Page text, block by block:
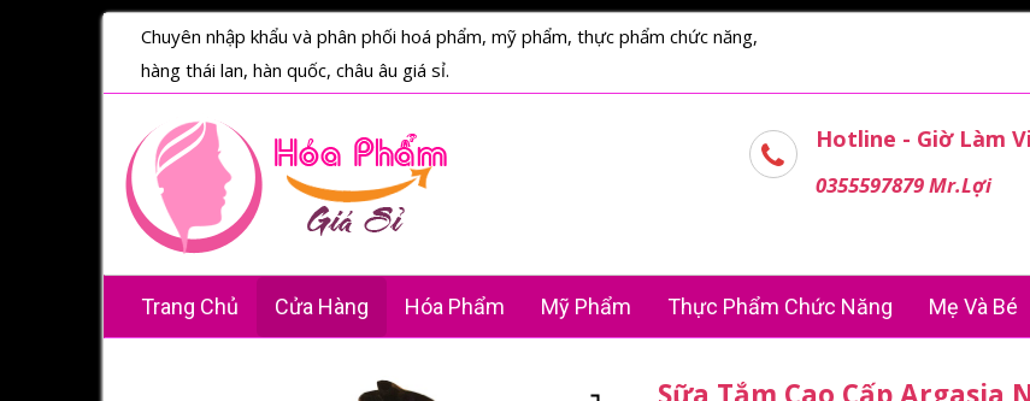
Chuyên nhập khẩu và phân phối hoá phẩm, mỹ phẩm, thực phẩm chức năng,
hàng thái lan, hàn quốc, châu âu giá sỉ.
Hotline - Giờ Làm
0355597879 Mr.Lợi
Trang Chủ Cửa Hàng Hóa Phẩm Mỹ Phẩm Thực Phẩm Chức Năng Mẹ Và Bé